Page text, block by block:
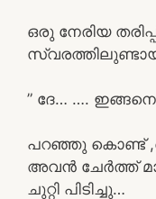
ഒരു നേരിയ
” ദേ… ….
പറഞ്ഞു കൊണ്ട്
അവൻ ചേർത്ത്
ചുറ്റി പിടിച്ചു…